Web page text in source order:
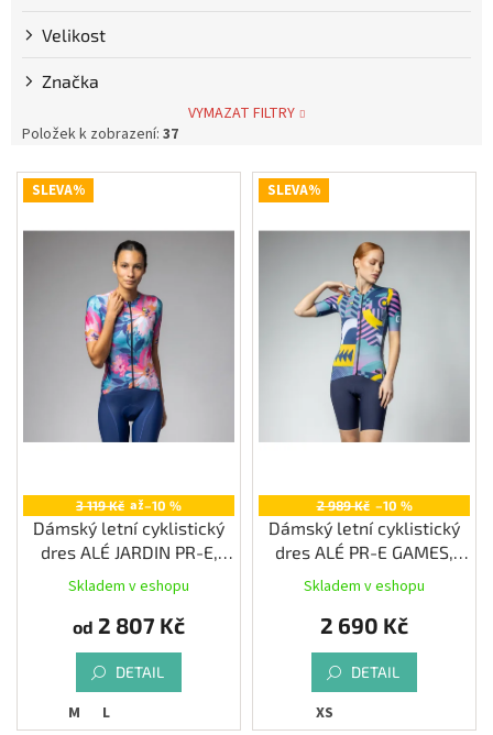
Měna
(CZK)
Velikost
Značka
VYMAZAT FILTRY
Položek k zobrazení: 37
V SLEVA%
3 119 Kč až–10 %
Dámský letní cyklistický
dres ALÉ JARDIN PR-E,
multicolor
Skladem v eshopu
od 2 807 Kč
DETAIL
M L
SLEVA%
2 989 Kč –10 %
Dámský letní cyklistický
dres ALÉ PR-E GAMES,
Skladem v eshopu
2 690 Kč
DETAIL
XS